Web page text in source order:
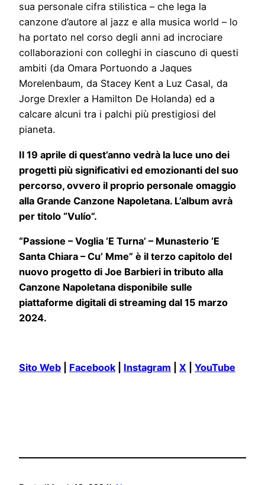
sua personale cifra stilistica – che lega la
canzone d’autore al jazz e alla musica world – lo
ha portato nel corso degli anni ad incrociare
collaborazioni con colleghi in ciascuno di questi
ambiti (da Omara Portuondo a Jaques
Morelenbaum, da Stacey Kent a Luz Casal, da
Jorge Drexler a Hamilton De Holanda) ed a
calcare alcuni tra i palchi più prestigiosi del
pianeta.
Il 19 aprile di quest’anno vedrà la luce uno dei
progetti più significativi ed emozionanti del suo
percorso, ovvero il proprio personale omaggio
alla Grande Canzone Napoletana. L’album avrà
per titolo “Vulío”.
“Passione – Voglia ‘E Turna’ – Munasterio ‘E
Santa Chiara – Cu’ Mme” è il terzo capitolo del
nuovo progetto di Joe Barbieri in tributo alla
Canzone Napoletana disponibile sulle
piattaforme digitali di streaming dal 15 marzo
2024.
Sito Web Facebook| Instagram X YouTube